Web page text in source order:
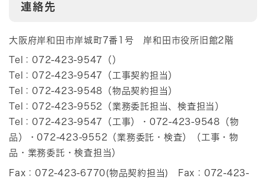
連絡先
大阪府岸和田市岸城町7番1号 岸和田市役所旧館2階
Tel：072-423-9547 （ ）
Tel：072-423-9547
（ 工事契約担当 ）
Tel：072-423-9548
（ 物品契約担当 ）
Tel：072-423-9552
（ 業務委託担当、検査担当 ）
Tel：072-423-9547（工事）・072-423-9548（物
品）・072-423-9552（業務委託・検査）
（ 工事・物
品・業務委託・検査担当 ）
Fax：072-423-6770(物品契約担当) Fax：072-423-